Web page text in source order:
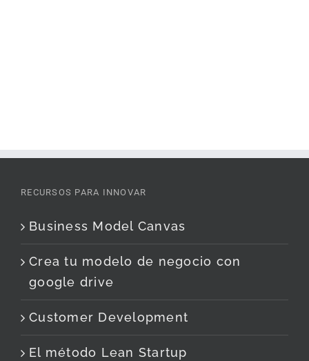
RECURSOS PARA INNOVAR
Business Model Canvas
Crea tu modelo de negocio con
google drive
Customer Development
El método Lean Startup